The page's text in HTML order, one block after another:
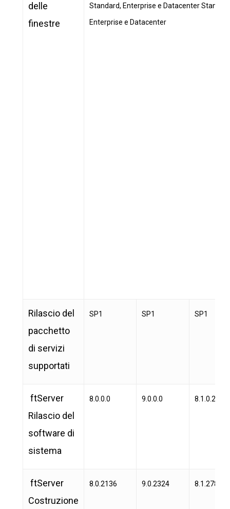
delle
finestre
Standard, Enterprise e Datacenter
Enterprise e Datacenter
Rilascio del
pacchetto
di servizi
supportati
SP1 SP1 SP1
ftServer
Rilascio del
software di
sistema
8.0.0.0 9.0.0.0 8.1.0.20
ftServer
Costruzione
8.0.2136 9.0.2324 8.1.2781